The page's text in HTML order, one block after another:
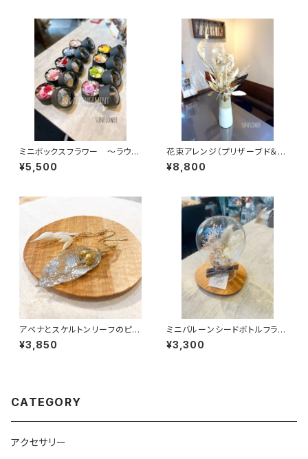
ミニボックスフラワー ～ラウン
ド＆ブラック～
¥5,500
花束アレンジ（プリザーブド＆カ
ラードドライ）
¥8,800
アベナとスケルトンリーフのピア
ス
¥3,850
ミニバルーンシードボトルフラワ
ー
¥3,300
CATEGORY
アクセサリー